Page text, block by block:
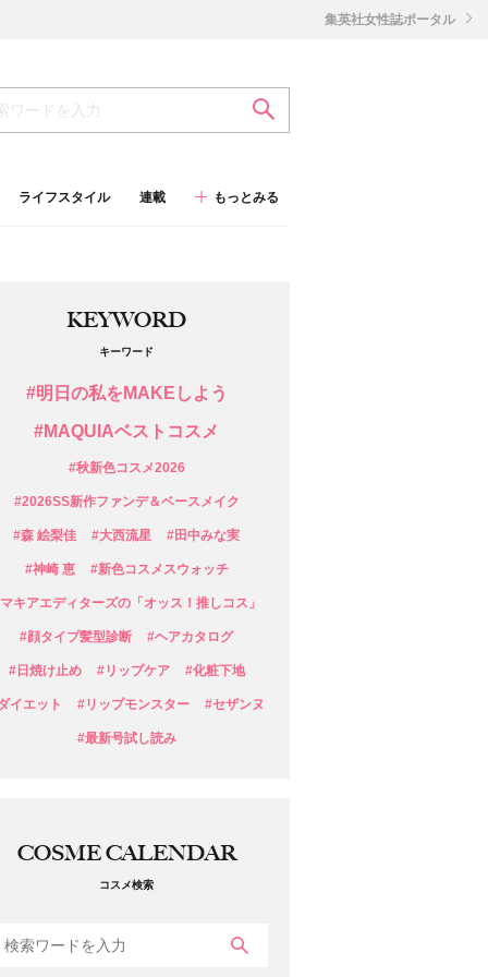
ライフスタイル 連載 もっとみる
集英社女性誌ポータル
KEYWORD
キーワード
#明日の私をMAKEしよう
#MAQUIAベストコスメ
#秋新色コスメ2026
#2026SS新作ファンデ＆ベースメイク
#森 絵梨佳 #大西流星 #田中みな実
#神崎 恵 #新色コスメスウォッチ
キアエディターズの「オッス！推しコス」
#顔タイプ髪型診断 #ヘアカタログ
#日焼け止め #リップケア #化粧下地
イエット #リップモンスター #セザンヌ
#最新号試し読み
COSME CALENDAR
コスメ検索